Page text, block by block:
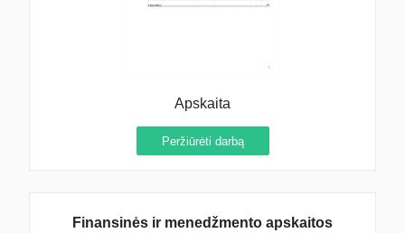
Apskaita
Peržiūrėti darbą
Finansinės ir menedžmento apskaitos